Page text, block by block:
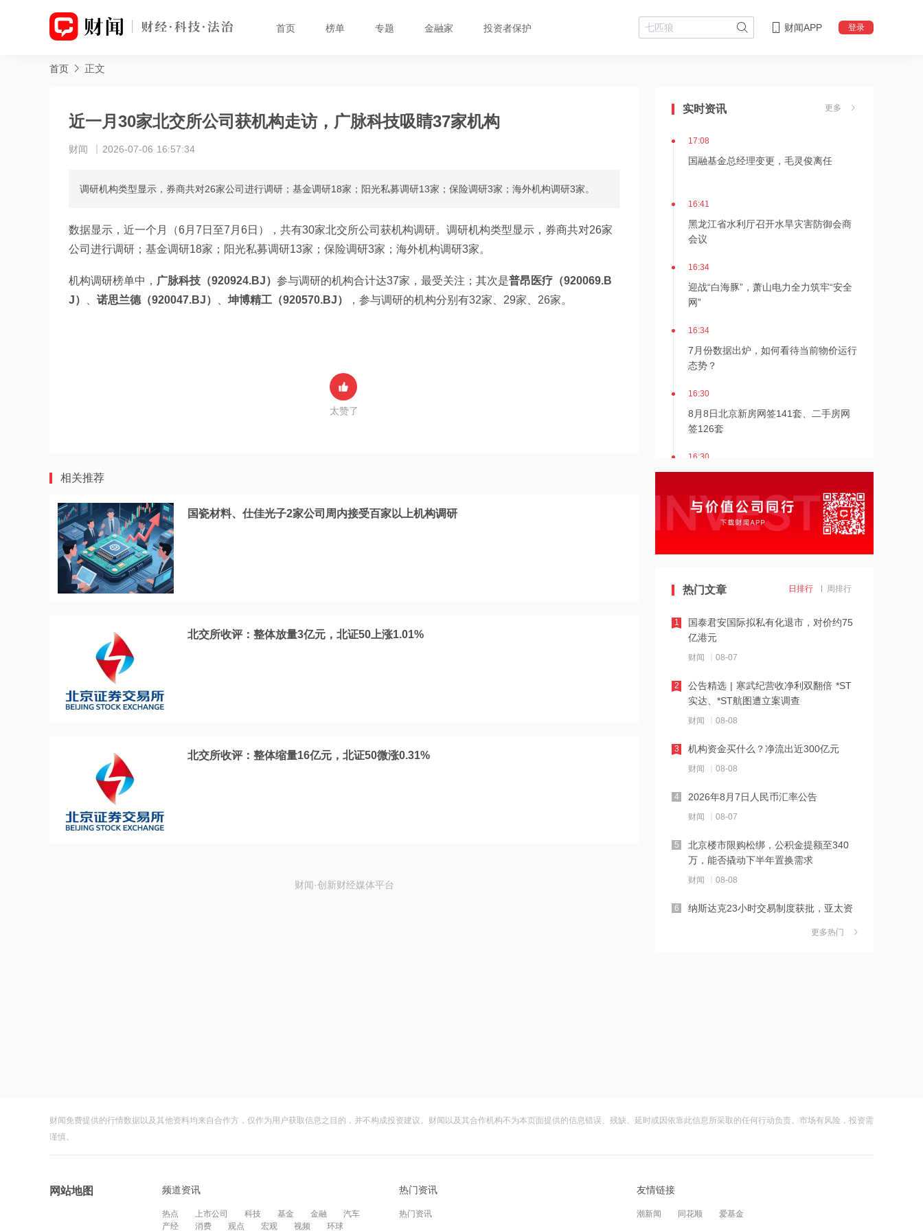
首页 榜单 专题 金融家 投资者保护 财闻APP 登录
首页 正文
近一月30家北交所公司获机构走访，广脉科技吸睛37家机构
财闻 2026-07-06 16:57:34
调研机构类型显示，券商共对26家公司进行调研；基金调研18家；阳光私募调研13家；保险调研3家；海外机构调研3家。
数据显示，近一个月（6月7日至7月6日），共有30家北交所公司获机构调研。调研机构类型显示，券商共对26家
公司进行调研；基金调研18家；阳光私募调研13家；保险调研3家；海外机构调研3家。
机构调研榜单中， 广脉科技（920924.BJ） 参与调研的机构合计达37家，最受关注；其次是普昂医疗（920069.B
J）
诺思兰德（920047.BJ） 坤博精工（920570.BJ） ，参与调研的机构分别有32家、29家、26家。
太赞了
相关推荐
国瓷材料、仕佳光子2家公司周内接受百家以上机构调研
北交所收评：整体放量3亿元，北证50上涨1.01%
北交所收评：整体缩量16亿元，北证50微涨0.31%
财闻·创新财经媒体平台
实时资讯 更多
147.42%，超2025年全年
17:08
国融基金总经理变更，毛灵俊离任
16:41
黑龙江省水利厅召开水旱灾害防御会商
会议
16:34
迎战“白海豚”，萧山电力全力筑牢“安全
网”
16:34
7月份数据出炉，如何看待当前物价运行
态势？
16:30
8月8日北京新房网签141套、二手房网
签126套
16:30
北京发布楼市新政
16:27
7月多家明星量化私募产品跌超20%
千亿级私募基金巨头景林资产清仓英伟
16:23
中国黄金溯源金条可扫码回购 无需熔毁
16:23
中小银行跟进“返场”5年期大额存单
16:22
行价150.80元/股
税务总局：对境外保险收益征税并非新
政策
万联证券拿下长安基金控股权
变数，百度视觉搜索已写入新系统
12:41
热门文章 日排行 周排行
国泰君安国际拟私有化退市，对价约75
亿港元
财闻 08-07
1
公告精选 | 寒武纪营收净利双翻倍 *ST
实达、*ST航图遭立案调查
财闻 08-08
2
机构资金买什么？净流出近300亿元
财闻 08-08
3
2026年8月7日人民币汇率公告
财闻 08-07
4
北京楼市限购松绑，公积金提额至340
万，能否撬动下半年置换需求
财闻 08-08
5
纳斯达克23小时交易制度获批，亚太资
6
更多热门
财闻免费提供的行情数据以及其他资料均来自合作方，仅作为用户获取信息之目的，并不构成投资建议。财闻以及其合作机构不为本页面提供的信息错误、残缺、延时或因依靠此信息所采取的任何行动负责。市场有风险，投资需
谨慎。
网站地图 频道资讯
热点 上市公司 科技 基金 金融
汽车
产经
消费 观点 宏观 视频 环球
热门资讯
热门资讯
友情链接
潮新闻 同花顺 爱基金